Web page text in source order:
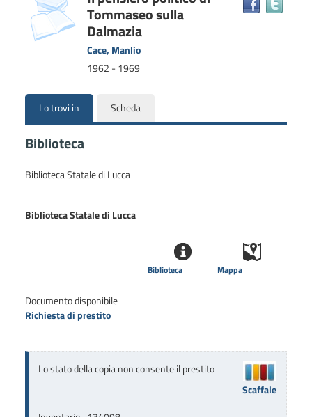
del
documento
Tommaseo sulla
Dalmazia
Cace, Manlio
1962 - 1969
Lo trovi in Scheda
Biblioteca
Biblioteca Statale di Lucca
Biblioteca Statale di Lucca
Mappa
Biblioteca
Documento disponibile
Richiesta di prestito
Lo stato della copia non consente il prestito
Scaffale